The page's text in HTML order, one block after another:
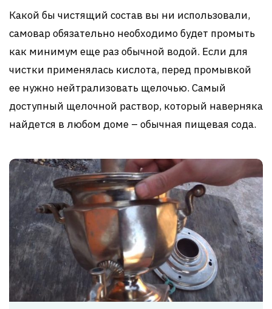
Какой бы чистящий состав вы ни использовали,
самовар обязательно необходимо будет промыть
как минимум еще раз обычной водой. Если для
чистки применялась кислота, перед промывкой
ее нужно нейтрализовать щелочью. Самый
доступный щелочной раствор, который наверняка
найдется в любом доме – обычная пищевая сода.